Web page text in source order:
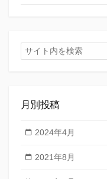
検
索
月別投稿
2024年4月
2021年8月